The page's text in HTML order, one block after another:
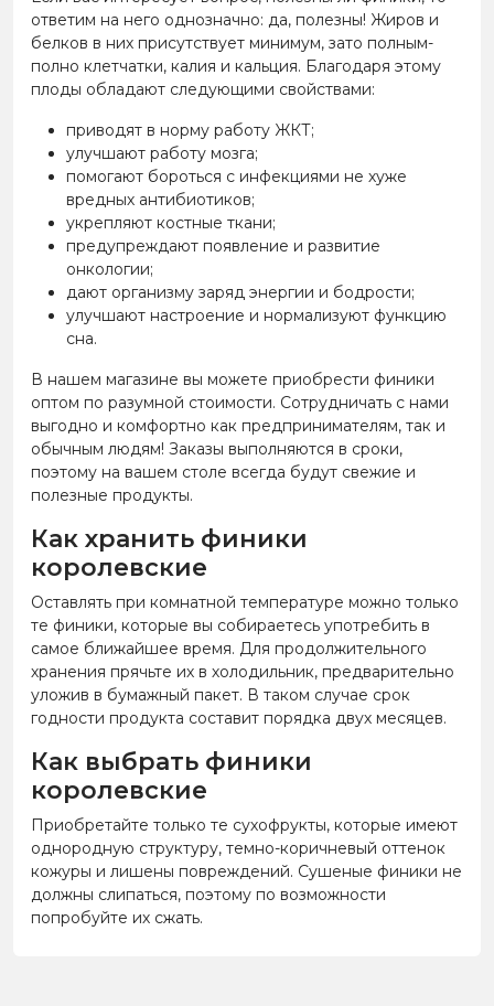
ответим на него однозначно: да, полезны! Жиров и
белков в них присутствует минимум, зато полным-
полно клетчатки, калия и кальция. Благодаря этому
плоды обладают следующими свойствами:
приводят в норму работу ЖКТ;
улучшают работу мозга;
помогают бороться с инфекциями не хуже
вредных антибиотиков;
укрепляют костные ткани;
предупреждают появление и развитие
онкологии;
дают организму заряд энергии и бодрости;
улучшают настроение и нормализуют функцию
сна.
В нашем магазине вы можете приобрести финики
оптом по разумной стоимости. Сотрудничать с нами
выгодно и комфортно как предпринимателям, так и
обычным людям! Заказы выполняются в сроки,
поэтому на вашем столе всегда будут свежие и
полезные продукты.
Как хранить финики
королевские
Оставлять при комнатной температуре можно только
те финики, которые вы собираетесь употребить в
самое ближайшее время. Для продолжительного
хранения прячьте их в холодильник, предварительно
уложив в бумажный пакет. В таком случае срок
годности продукта составит порядка двух месяцев.
Как выбрать финики
королевские
Приобретайте только те сухофрукты, которые имеют
однородную структуру, темно-коричневый оттенок
кожуры и лишены повреждений. Сушеные финики не
должны слипаться, поэтому по возможности
попробуйте их сжать.